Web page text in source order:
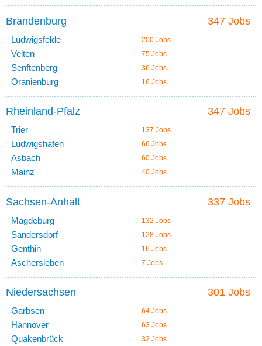
347 Jobs
Brandenburg
Ludwigsfelde 200 Jobs
Velten 75 Jobs
Senftenberg 36 Jobs
Oranienburg 16 Jobs
347 Jobs
Rheinland-Pfalz
Trier 137 Jobs
Ludwigshafen 66 Jobs
Asbach 60 Jobs
Mainz 40 Jobs
337 Jobs
Sachsen-Anhalt
Magdeburg 132 Jobs
Sandersdorf 128 Jobs
Genthin 16 Jobs
Aschersleben 7 Jobs
301 Jobs
Niedersachsen
Garbsen 64 Jobs
Hannover 63 Jobs
Quakenbrück 32 Jobs